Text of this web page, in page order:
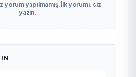
yorum yapılmamış. İlk yorumu siz
yazın.